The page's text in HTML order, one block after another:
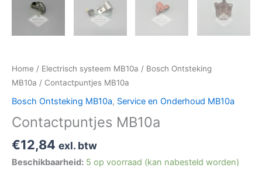
Home / Electrisch systeem MB10a / Bosch Ontsteking
MB10a / Contactpuntjes MB10a
Bosch Ontsteking MB10a, Service en Onderhoud MB10a
Contactpuntjes MB10a
€12,84 exl. btw
Beschikbaarheid: 5 op voorraad (kan nabesteld worden)